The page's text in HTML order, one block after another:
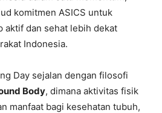
komitmen ASICS untuk
aktif dan sehat lebih dekat
Indonesia.
Day sejalan dengan filosofi
Body, dimana aktivitas fisik
manfaat bagi kesehatan tubuh,